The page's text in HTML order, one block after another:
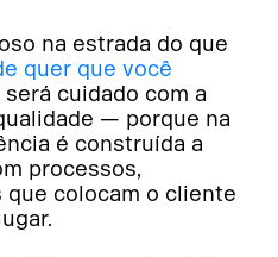
na estrada do que
quer que você
cuidado com a
— porque na
é construída a
processos,
que colocam o cliente